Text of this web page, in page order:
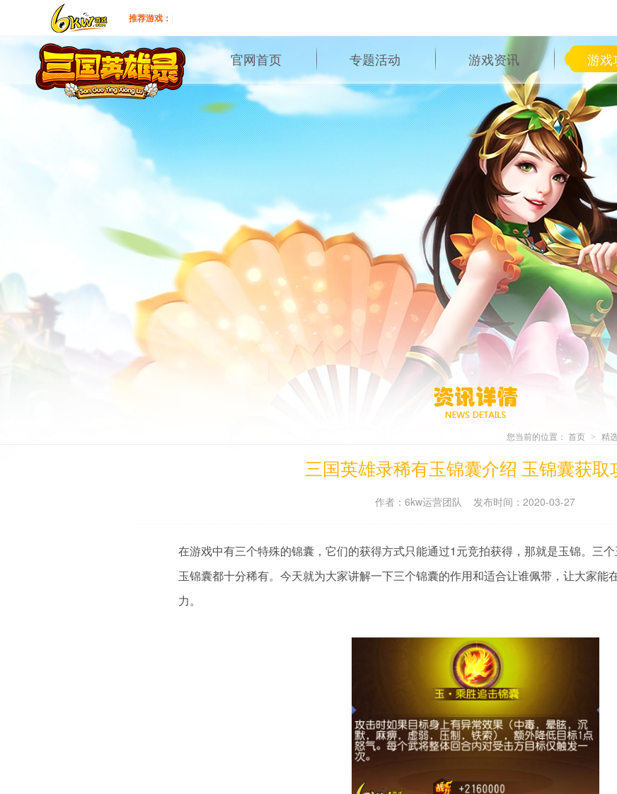
推荐游戏：
官网首页 专题活动 游戏资讯 游戏
您当前的位置： 首页 > 精
三国英雄录稀有玉锦囊介绍 玉锦囊获取
作者：6kw运营团队 发布时间：2020-03-27
在游戏中有三个特殊的锦囊，它们的获得方式只能通过1元竞拍获得，那就是玉锦。三
玉锦囊都十分稀有。今天就为大家讲解一下三个锦囊的作用和适合让谁佩带，让大家能
力。